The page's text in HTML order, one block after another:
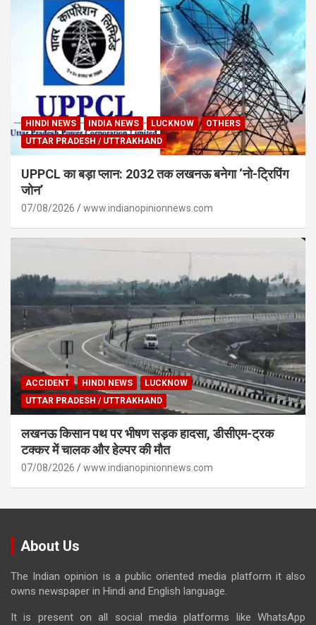
HINDI NEWS INDIA NEWS LUCKNOW
OTHERS
UTTAR PRADESH / UTTRAKHAND
UPPCL का बड़ा प्लान: 2032 तक लखनऊ बनेगा ‘नो-ट्रिपिंग
जोन’
07/08/2026 www.indianopinionnews.com
ACCIDENT HINDI NEWS
LUCKNOW
UTTAR PRADESH / UTTRAKHAND
लखनऊ किसान पथ पर भीषण सड़क हादसा, डीसीएम-ट्रक
टक्कर में चालक और हेल्पर की मौत
07/08/2026 www.indianopinionnews.com
About Us
The Indian opinion is a public oriented media platform it also
owns newspaper in Hindi and English language.
It is present on all social media platforms like WhatsApp